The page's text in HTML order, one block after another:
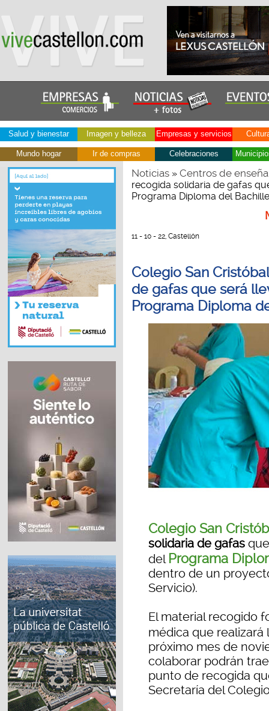
Salud y bienestar Imagen y belleza Empresas y servicios
Mundo hogar Ir de compras Celebraciones
Noticias» Centros de
recogida solidaria de gafas
Programa Diploma del
11 - 10 - 22, Castellón
Colegio San
de gafas que será
Programa Diploma
Colegio San
solidaria de gafas
del Programa
dentro de un
Servicio).
El material recogido
médica que realizará
próximo mes de
colaborar podrán
punto de recogida
Secretaría del